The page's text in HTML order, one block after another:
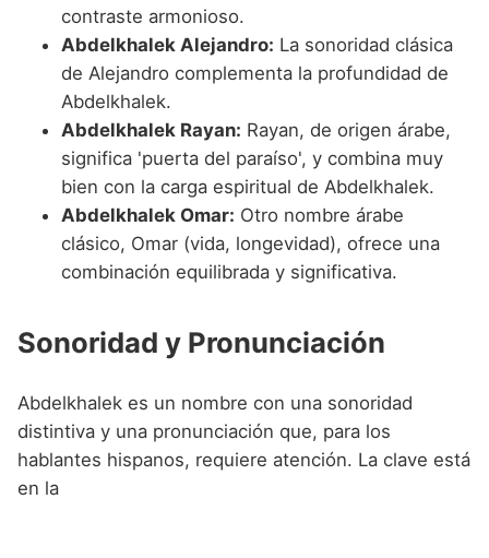
contraste armonioso.
Abdelkhalek Alejandro: La sonoridad clásica
de Alejandro complementa la profundidad de
Abdelkhalek.
Abdelkhalek Rayan: Rayan, de origen árabe,
significa 'puerta del paraíso', y combina muy
bien con la carga espiritual de Abdelkhalek.
Abdelkhalek Omar: Otro nombre árabe
clásico, Omar (vida, longevidad), ofrece una
combinación equilibrada y significativa.
Sonoridad y Pronunciación
Abdelkhalek es un nombre con una sonoridad
distintiva y una pronunciación que, para los
hablantes hispanos, requiere atención. La clave está
en la